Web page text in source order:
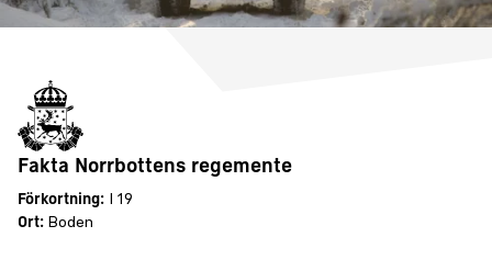
Fakta Norrbottens regemente
Förkortning:
I 19
Ort: Boden